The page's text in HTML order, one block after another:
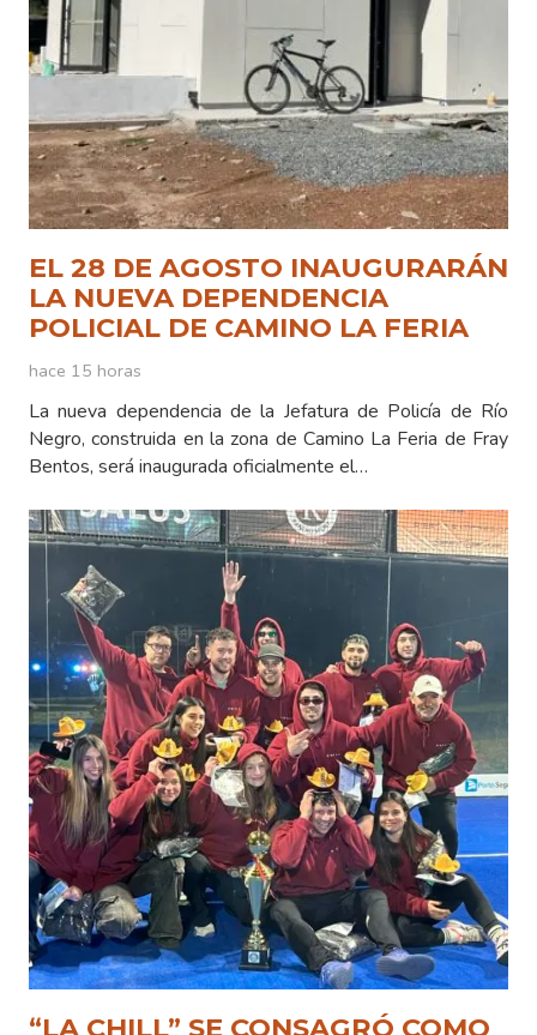
EL 28 DE AGOSTO INAUGURARÁN
LA NUEVA DEPENDENCIA
POLICIAL DE CAMINO LA FERIA
hace 15 horas
La nueva dependencia de la Jefatura de Policía de Río
Negro, construida en la zona de Camino La Feria de Fray
Bentos, será inaugurada oficialmente el…
“LA CHILL” SE CONSAGRÓ COMO